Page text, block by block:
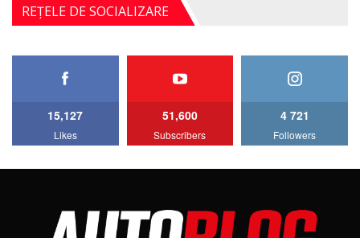
5
4MATIC V223) / Test Drive AutoBlog.MD
27:33
AutoBlog.MD
15:08
REȚELE DE SOCIALIZARE
15,127
Likes
51,600
Subscribers
4 721
Followers